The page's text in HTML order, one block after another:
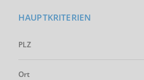
HAUPTKRITERIEN
PLZ
Ort